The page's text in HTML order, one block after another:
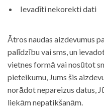
Ievadīti nekorekti dati
Ātros naudas aizdevumus
palīdzību vai sms, un
vietnes formā vai nosūtot
pieteikumu, Jums šis
norādot nepareizus datus,
liekām nepatikšanām.